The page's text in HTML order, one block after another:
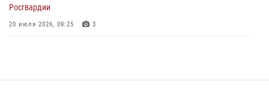
Росгвардии
20 июля 2026, 09:25 3